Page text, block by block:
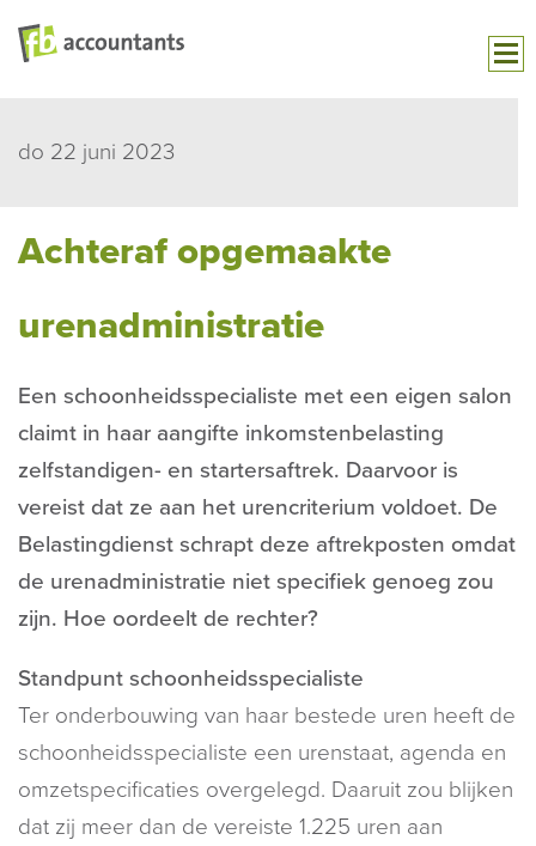
do 22 juni 2023
Achteraf opgemaakte
urenadministratie
Een schoonheidsspecialiste met een eigen salon
claimt in haar aangifte inkomstenbelasting
zelfstandigen- en startersaftrek. Daarvoor is
vereist dat ze aan het urencriterium voldoet. De
Belastingdienst schrapt deze aftrekposten omdat
de urenadministratie niet specifiek genoeg zou
zijn. Hoe oordeelt de rechter?
Standpunt schoonheidsspecialiste
Ter onderbouwing van haar bestede uren heeft de
schoonheidsspecialiste een urenstaat, agenda en
omzetspecificaties overgelegd. Daaruit zou blijken
dat zij meer dan de vereiste 1.225 uren aan